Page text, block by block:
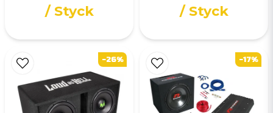
/ Styck
/ Styck
-26% -17%